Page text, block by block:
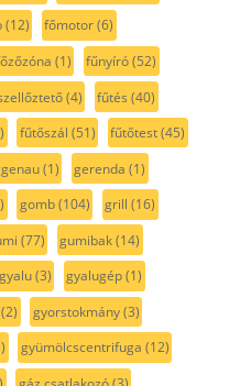
(12) főmotor(6)
(1) fűnyíró(52)
(4) fűtés (40)
fűtőszál (51) fűtőtest(45)
(1) gerenda (1)
gomb(104) grill (16)
(77) gumibak(14)
gyalu(3) gyalugép(1)
(2) gyorstokmány(3)
gyümölcscentrifuga (12)